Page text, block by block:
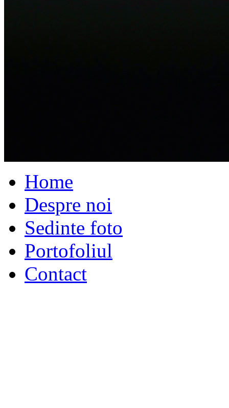
Home
Despre noi
Sedinte foto
Portofoliul
Contact